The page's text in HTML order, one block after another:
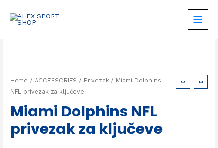
Home / ACCESSORIES / Privezak / Miami Dolphins
NFL privezak za ključeve
Miami Dolphins NFL
privezak za ključeve